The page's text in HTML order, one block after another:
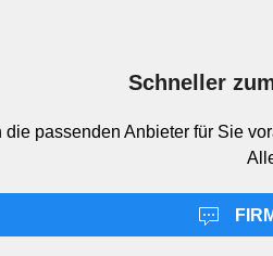
Schneller
die passenden Anbieter für Sie